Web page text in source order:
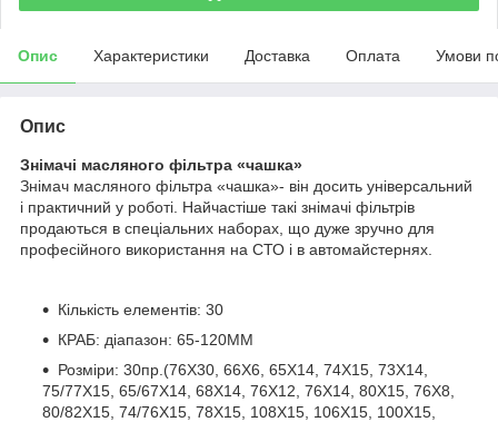
Опис Характеристики Доставка Оплата Умови
Опис
Знімачі масляного фільтра «чашка»
Знімач масляного фільтра «чашка»- він досить універсальний
і практичний у роботі. Найчастіше такі знімачі фільтрів
продаються в спеціальних наборах, що дуже зручно для
професійного використання на СТО і в автомайстернях.
Кількість елементів: 30
КРАБ: діапазон: 65-120ММ
Розміри: 30пр.(76Х30, 66Х6, 65Х14, 74Х15, 73Х14,
75/77Х15, 65/67Х14, 68Х14, 76Х12, 76Х14, 80Х15, 76Х8,
80/82Х15, 74/76Х15, 78Х15, 108Х15, 106Х15, 100Х15,